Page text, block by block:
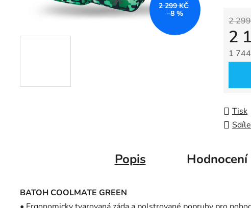
2
2
1
Tisk
2 299 KČ
–8 %
Popis Hodnocení
BATOH COOLMATE GREEN